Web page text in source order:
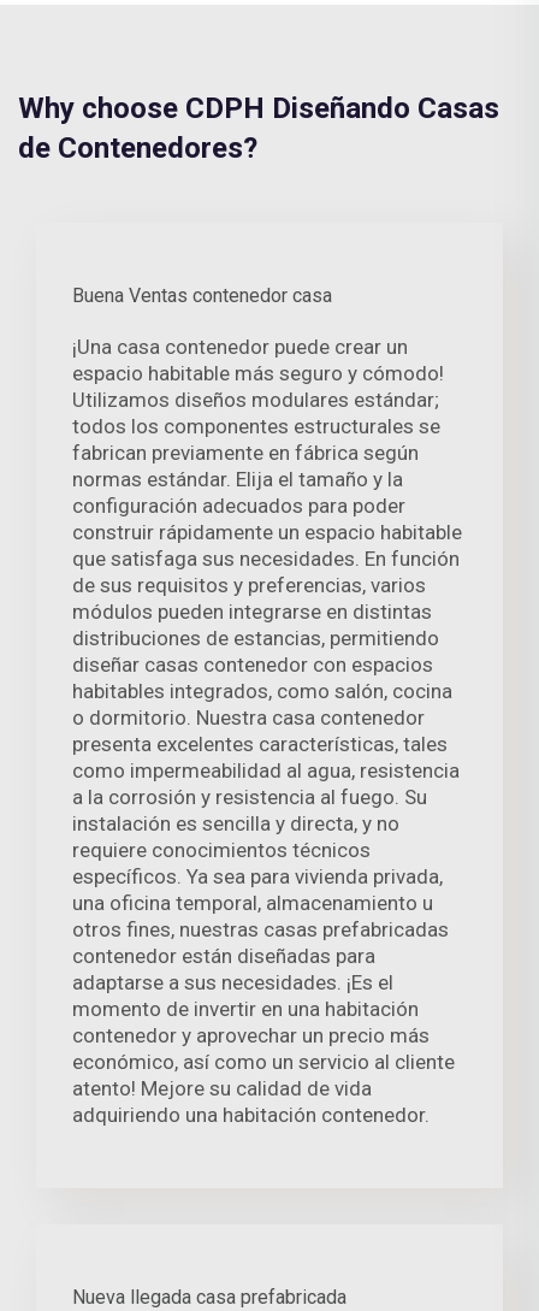
Why choose CDPH Diseñando Casas
de Contenedores?
Buena Ventas contenedor casa
¡Una casa contenedor puede crear un
espacio habitable más seguro y cómodo!
Utilizamos diseños modulares estándar;
todos los componentes estructurales se
fabrican previamente en fábrica según
normas estándar. Elija el tamaño y la
configuración adecuados para poder
construir rápidamente un espacio habitable
que satisfaga sus necesidades. En función
de sus requisitos y preferencias, varios
módulos pueden integrarse en distintas
distribuciones de estancias, permitiendo
diseñar casas contenedor con espacios
habitables integrados, como salón, cocina
o dormitorio. Nuestra casa contenedor
presenta excelentes características, tales
como impermeabilidad al agua, resistencia
a la corrosión y resistencia al fuego. Su
instalación es sencilla y directa, y no
requiere conocimientos técnicos
específicos. Ya sea para vivienda privada,
una oficina temporal, almacenamiento u
otros fines, nuestras casas prefabricadas
contenedor están diseñadas para
adaptarse a sus necesidades. ¡Es el
momento de invertir en una habitación
contenedor y aprovechar un precio más
económico, así como un servicio al cliente
atento! Mejore su calidad de vida
adquiriendo una habitación contenedor.
Nueva llegada casa prefabricada